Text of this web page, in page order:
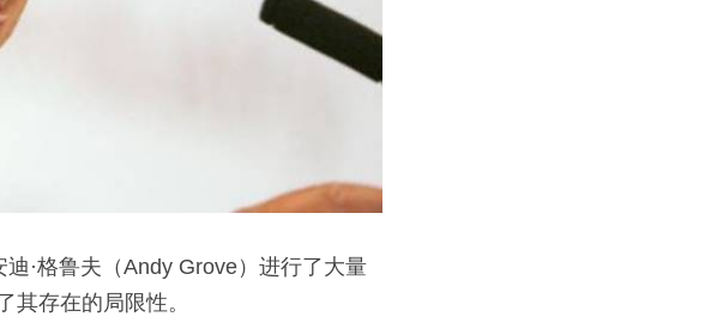
·格鲁夫（Andy Grove）进行了大量
存在的局限性。